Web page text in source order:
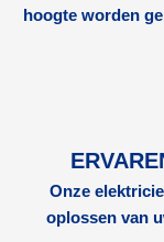
hoogte worden
Onze
oplossen van